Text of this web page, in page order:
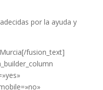
por la ayuda y
fusion_text]